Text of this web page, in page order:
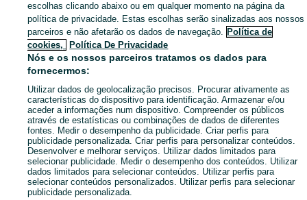
escolhas clicando abaixo ou em qualquer momento na página da
política de privacidade. Estas escolhas serão sinalizadas aos nossos
parceiros e não afetarão os dados de navegação. Política de
cookies,
Política De Privacidade
Nós e os nossos parceiros tratamos os dados para
fornecermos:
Utilizar dados de geolocalização precisos. Procurar ativamente as
características do dispositivo para identificação. Armazenar e/ou
aceder a informações num dispositivo. Compreender os públicos
através de estatísticas ou combinações de dados de diferentes
fontes. Medir o desempenho da publicidade. Criar perfis para
publicidade personalizada. Criar perfis para personalizar conteúdos.
Desenvolver e melhorar serviços. Utilizar dados limitados para
selecionar publicidade. Medir o desempenho dos conteúdos. Utilizar
dados limitados para selecionar conteúdos. Utilizar perfis para
selecionar conteúdos personalizados. Utilizar perfis para selecionar
publicidade personalizada.